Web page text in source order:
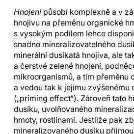
Hnojenípůsobí komplexně a v
hnojivu na přeměnu organické
s vysokým podílem lehce
snadno mineralizovatelného
minerální dusíkatá hnojiva, ale
a čerstvé zelené hnojení,
mikroorganismů, a tím přeměnu
a vedou tak k jejímu zvýšenému
(„priming effect“). Zároveň tato
dusíku, uvolňovaného
hmoty, rostlinami. Jestliže pak
mineralizovaného dusíku